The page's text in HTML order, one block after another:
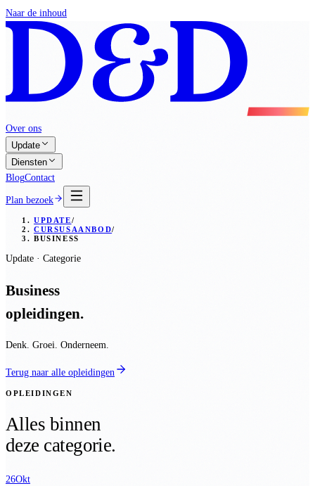
Naar de inhoud
Over ons
Update
Diensten
BlogContact
Plan bezoek
UPDATE/
CURSUSAANBOD/
BUSINESS
Update · Categorie
Business
opleidingen.
Denk. Groei. Onderneem.
Terug naar alle opleidingen
OPLEIDINGEN
Alles binnen
deze categorie.
26Okt